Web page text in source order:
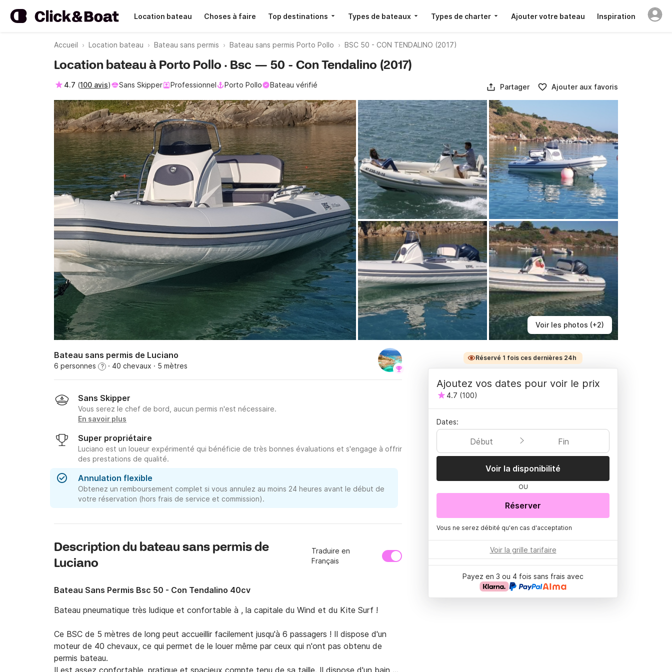
Location bateau Choses à faire Top destinations Types de bateaux Types de charter Ajouter votre bateau Inspiration
Accueil Location bateau Bateau sans permis Bateau sans permis Porto Pollo BSC 50 - CON TENDALINO (2017)
Voir les photos (+2)
Location bateau à Porto Pollo · Bsc — 50 - Con Tendalino (2017)
4.7 (100 avis) Sans Skipper Professionnel Porto Pollo Bateau vérifié Partager Ajouter aux favoris
Bateau sans permis de Luciano
6 personnes ? · 40 chevaux · 5 mètres
Sans Skipper
Vous serez le chef de bord, aucun permis n'est nécessaire.
En savoir plus
Super propriétaire
Luciano est un loueur expérimenté qui bénéficie de très bonnes évaluations et s'engage à offrir
des prestations de qualité.
Annulation flexible
Obtenez un remboursement complet si vous annulez au moins 24 heures avant le début de
votre réservation (hors frais de service et commission).
Description du bateau sans permis de
Luciano
Traduire en
Français
Bateau Sans Permis Bsc 50 - Con Tendalino 40cv
Bateau pneumatique très ludique et confortable à , la capitale du Wind et du Kite Surf !
Ce BSC de 5 mètres de long peut accueillir facilement jusqu'à 6 passagers ! Il dispose d'un
moteur de 40 chevaux, ce qui permet de le louer même par ceux qui n'ont pas obtenu de
permis bateau.
Il est assez confortable, pratique et spacieux compte tenu de sa taille. Il dispose d'un bain de
Réservé 1 fois ces dernières 24h
Ajoutez vos dates pour voir le prix
4.7 (100)
Dates:
Début Fin
Voir la disponibilité
OU
Réserver
Vous ne serez débité qu'en cas d'acceptation
Voir la grille tarifaire
Payez en 3 ou 4 fois sans frais avec